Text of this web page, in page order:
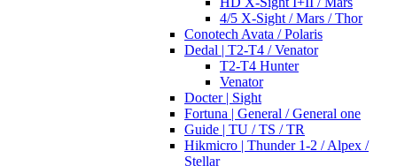
4/5 X-Sight / Mars / Thor
Conotech Avata / Polaris
Dedal | T2-T4 / Venator
T2-T4 Hunter
Venator
Docter | Sight
Fortuna | General / General one
Guide | TU / TS / TR
Hikmicro | Thunder 1-2 / Alpex /
Stellar